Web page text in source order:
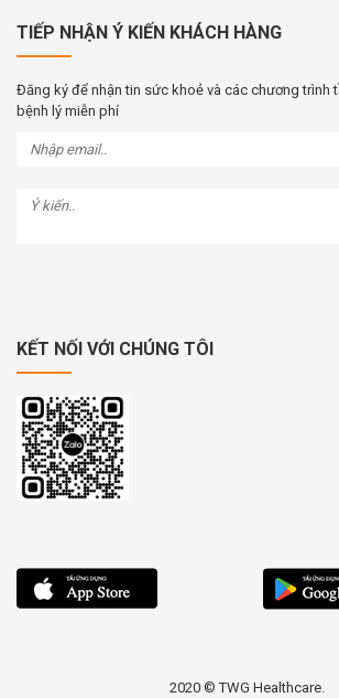
TIẾP NHẬN Ý KIẾN KHÁCH HÀNG
Đăng ký để nhận tin sức khoẻ và các chương trình
bệnh lý miễn phí
KẾT NỐI VỚI CHÚNG TÔI
2020 © TWG Healthcare.